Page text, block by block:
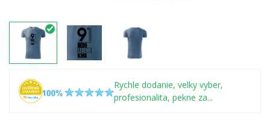
Rychle dodanie, velky vyber,
profesionalita, pekne za...